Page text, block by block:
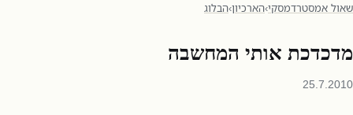
שאול אמסטרדמסקי›הארכיון›הבלוג
מדכדכת אותי המחשבה
25.7.2010